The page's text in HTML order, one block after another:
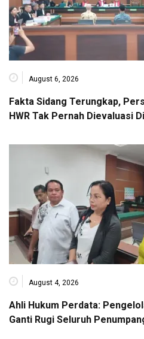
August 6, 2026
Fakta Sidang Terungkap,
HWR Tak Pernah Dievaluasi
August 4, 2026
Ahli Hukum Perdata:
Ganti Rugi Seluruh